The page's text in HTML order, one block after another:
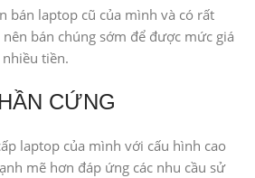
bán laptop cũ của mình và có rất
bán chúng sớm để được mức giá
tiền.
CỨNG
laptop của mình với cấu hình cao
mẽ hơn đáp ứng các nhu cầu sử